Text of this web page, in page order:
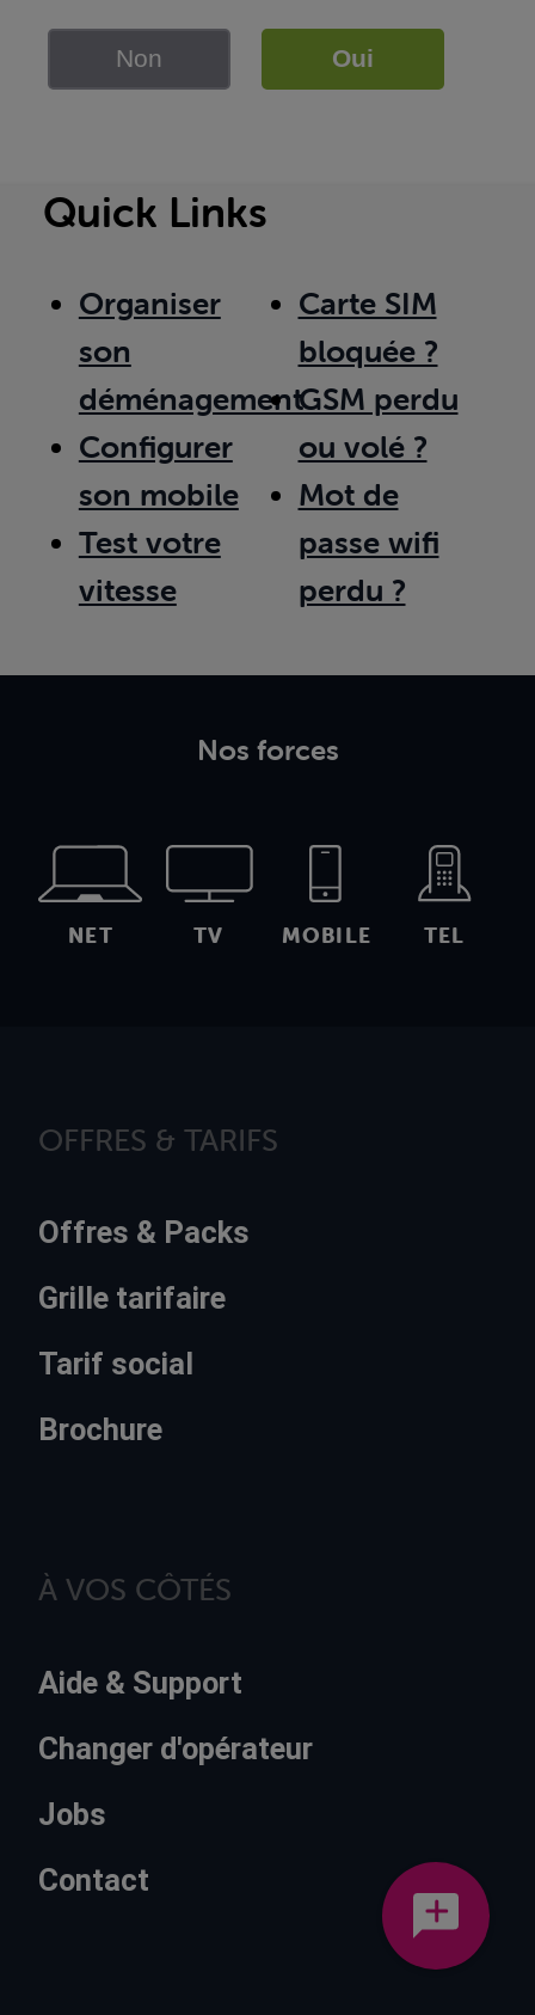
Non Oui
Quick Links
Organiser
son
déménagement
Configurer
son mobile
Test votre
vitesse
Carte SIM
bloquée ?
GSM perdu
ou volé ?
Mot de
passe wifi
perdu ?
Nos forces
NET TV MOBILE TEL
OFFRES & TARIFS
Offres & Packs
Grille tarifaire
Tarif social
Brochure
À VOS CÔTÉS
Aide & Support
Changer d'opérateur
Jobs
Contact